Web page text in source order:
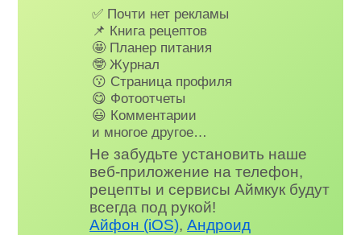
✅ Почти нет рекламы
📌 Книга рецептов
🤩 Планер питания
🤓 Журнал
😗 Страница профиля
😋 Фотоотчеты
😃 Комментарии
и многое другое…
Не забудьте установить наше
веб-приложение на телефон,
рецепты и сервисы Аймкук будут
всегда под рукой!
Айфон (iOS),Андроид